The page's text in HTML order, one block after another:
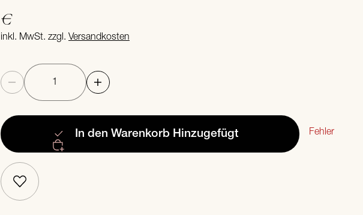
€
inkl. MwSt. zzgl. Versandkosten
Anzahl
In den Warenkorb Hinzugefügt Fehler